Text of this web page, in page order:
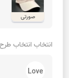
صورتی
انتخاب انتخاب طرح
Love